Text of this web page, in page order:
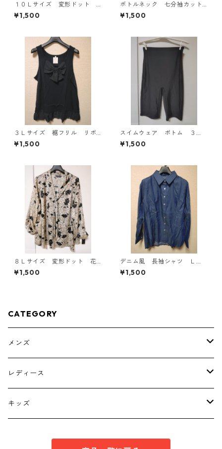
１０Ｌサイズ 変形ドット
花柄 ボウタイブラウス オ
フホワイト KAE-4777
¥1,500
ボトルネック 七分袖カット
ソー ４Ｌ マスタード KA
E-4816
¥1,500
３Ｌサイズ 裾フリル リボ
ン付きタンクトップ ブラッ
ク KAE-4788
¥1,500
スイムウェア ボトム ３
Ｌ ブラック KAE-4563
¥1,500
８Ｌサイズ 変形ドット 花
柄 ボウタイブラウス オフ
ホワイト KAE-4770
¥1,500
デニム風 長袖シャツ Ｌ
Ｌ ブルー KAE-4801
¥1,500
CATEGORY
メンズ
トップス
ボトムス
レディース
トップス
キッズ